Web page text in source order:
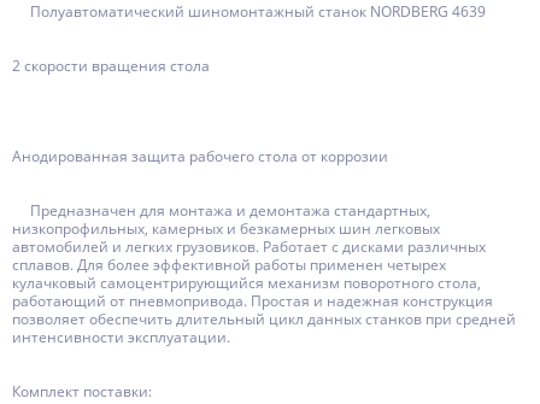
Полуавтоматический шиномонтажный станок NORDBERG 4639
2 скорости вращения стола
Анодированная защита рабочего стола от коррозии
Предназначен для монтажа и демонтажа стандартных,
низкопрофильных, камерных и безкамерных шин легковых
автомобилей и легких грузовиков. Работает с дисками различных
сплавов. Для более эффективной работы применен четырех
кулачковый самоцентрирующийся механизм поворотного стола,
работающий от пневмопривода. Простая и надежная конструкция
позволяет обеспечить длительный цикл данных станков при средней
интенсивности эксплуатации.
Комплект поставки: